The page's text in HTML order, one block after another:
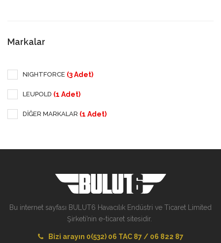
Markalar
NIGHTFORCE (3 Adet)
LEUPOLD (1 Adet)
DİĞER MARKALAR (1 Adet)
Bu internet sayfası BULUT6 Havacılık Endüstri ve Ticaret Limited
Şirketi’nin e-ticaret sitesidir.
Bizi arayın 0(532) 06 TAC 87 / 06 822 87